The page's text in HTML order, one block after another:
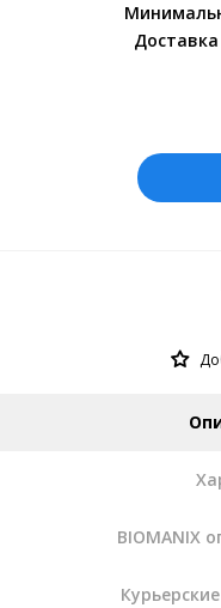
Оплата
BIOMANIX